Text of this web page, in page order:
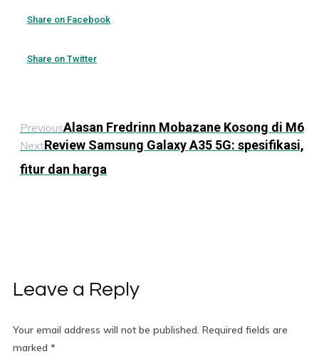
Share on Facebook
Share on Twitter
PreviousAlasan Fredrinn Mobazane Kosong di M6
NextReview Samsung Galaxy A35 5G: spesifikasi,
fitur dan harga
Leave a Reply
Your email address will not be published. Required fields are
marked *